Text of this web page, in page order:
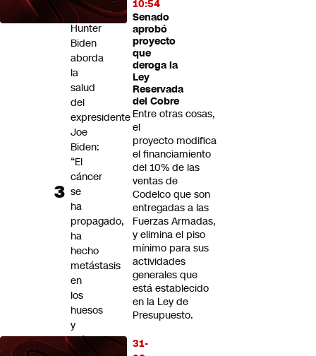
10:54
Senado
aprobó
proyecto
que
deroga la
Ley
Reservada
del Cobre
Entre otras cosas,
el
proyecto modifica
el financiamiento
del 10% de las
ventas de
Codelco que son
entregadas a las
Fuerzas Armadas,
y elimina el piso
mínimo para sus
actividades
generales que
está establecido
en la Ley de
Presupuesto.
31-
vehículos
Hunter
Biden
aborda
la
salud
del
expresidente
Joe
Biden:
“El
cáncer
se
ha
propagado,
ha
hecho
metástasis
en
los
huesos
y
más